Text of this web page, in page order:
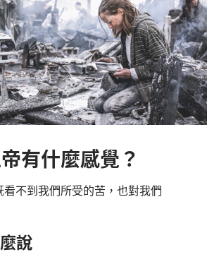
有什麼感覺？
看不到我們所受的苦 ， 也對我們
說